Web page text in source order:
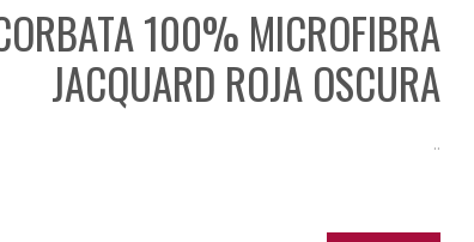
100% MICROFIBRA
JACQUARD ROJA OSCURA
..